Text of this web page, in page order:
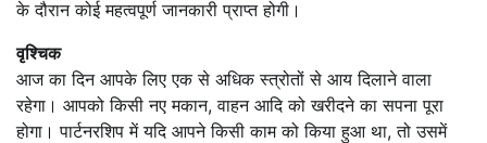
के दौरान कोई महत्वपूर्ण जानकारी प्राप्त होगी।
वृश्चिक
आज का दिन आपके लिए एक से अधिक स्त्रोतों से आय दिलाने वाला
रहेगा। आपको किसी नए मकान, वाहन आदि को खरीदने का सपना पूरा
होगा। पार्टनरशिप में यदि आपने किसी काम को किया हुआ था, तो उसमें